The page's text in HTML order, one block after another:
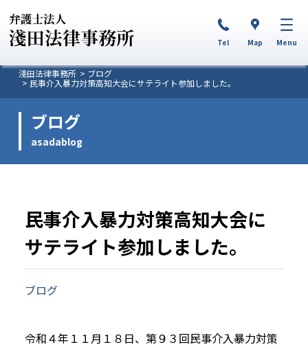
Tel Map Menu
淺田法律事務所
ブログ
民事介入暴力対策高知大会にサテライト参加しました。
ブログ
asadablog
民事介入暴力対策高知大会に
サテライト参加しました。
ブログ
令和４年１１月１８日、第９３回民事介入暴力対策